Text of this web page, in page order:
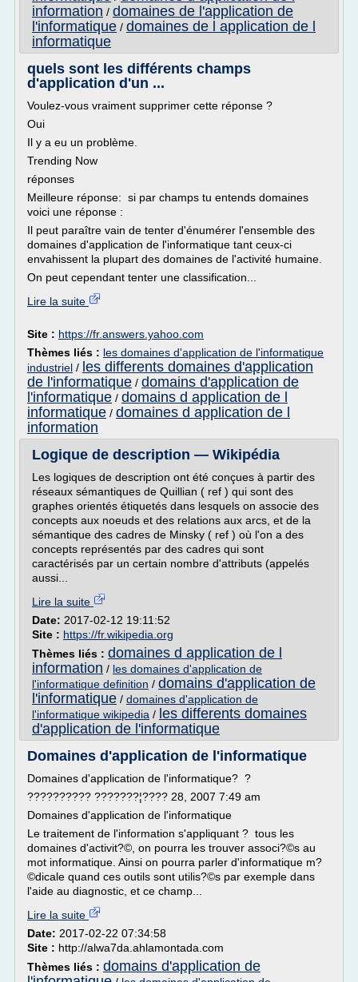
information / domaines de l'application de
l'informatique / domaines de l application de l
informatique
quels sont les différents champs
d'application d'un ...
Voulez-vous vraiment supprimer cette réponse ?
Oui
Il y a eu un problème.
Trending Now
réponses
Meilleure réponse: si par champs tu entends domaines
voici une réponse :
Il peut paraître vain de tenter d'énumérer l'ensemble des
domaines d'application de l'informatique tant ceux-ci
envahissent la plupart des domaines de l'activité humaine.
On peut cependant tenter une classification...
Lire la suite
Site : https://fr.answers.yahoo.com
Thèmes liés : les domaines d'application de l'informatique
industriel / les differents domaines d'application
de l'informatique / domains d'application de
l'informatique / domains d application de l
informatique / domaines d application de l
information
Logique de description — Wikipédia
Les logiques de description ont été conçues à partir des
réseaux sémantiques de Quillian ( ref ) qui sont des
graphes orientés étiquetés dans lesquels on associe des
concepts aux noeuds et des relations aux arcs, et de la
sémantique des cadres de Minsky ( ref ) où l'on a des
concepts représentés par des cadres qui sont
caractérisés par un certain nombre d'attributs (appelés
aussi...
Lire la suite
Date: 2017-02-12 19:11:52
Site : https://fr.wikipedia.org
Thèmes liés : domaines d application de l
information / les domaines d'application de
l'informatique definition / domains d'application de
l'informatique / domaines d'application de
l'informatique wikipedia / les differents domaines
d'application de l'informatique
Domaines d'application de l'informatique
Domaines d'application de l'informatique? ?
?????????? ???????¦???? 28, 2007 7:49 am
Domaines d'application de l'informatique
Le traitement de l'information s'appliquant ? tous les
domaines d'activit?©, on pourra les trouver associ?©s au
mot informatique. Ainsi on pourra parler d'informatique m?
©dicale quand ces outils sont utilis?©s par exemple dans
l'aide au diagnostic, et ce champ...
Lire la suite
Date: 2017-02-22 07:34:58
Site : http://alwa7da.ahlamontada.com
Thèmes liés : domains d'application de